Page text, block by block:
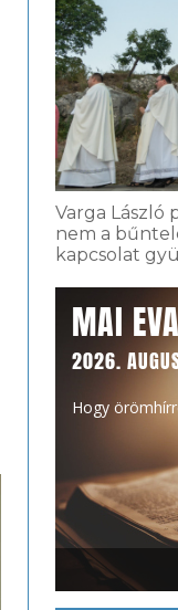
Varga László
nem a
kapcsolat
MAI
2026.
Hogy